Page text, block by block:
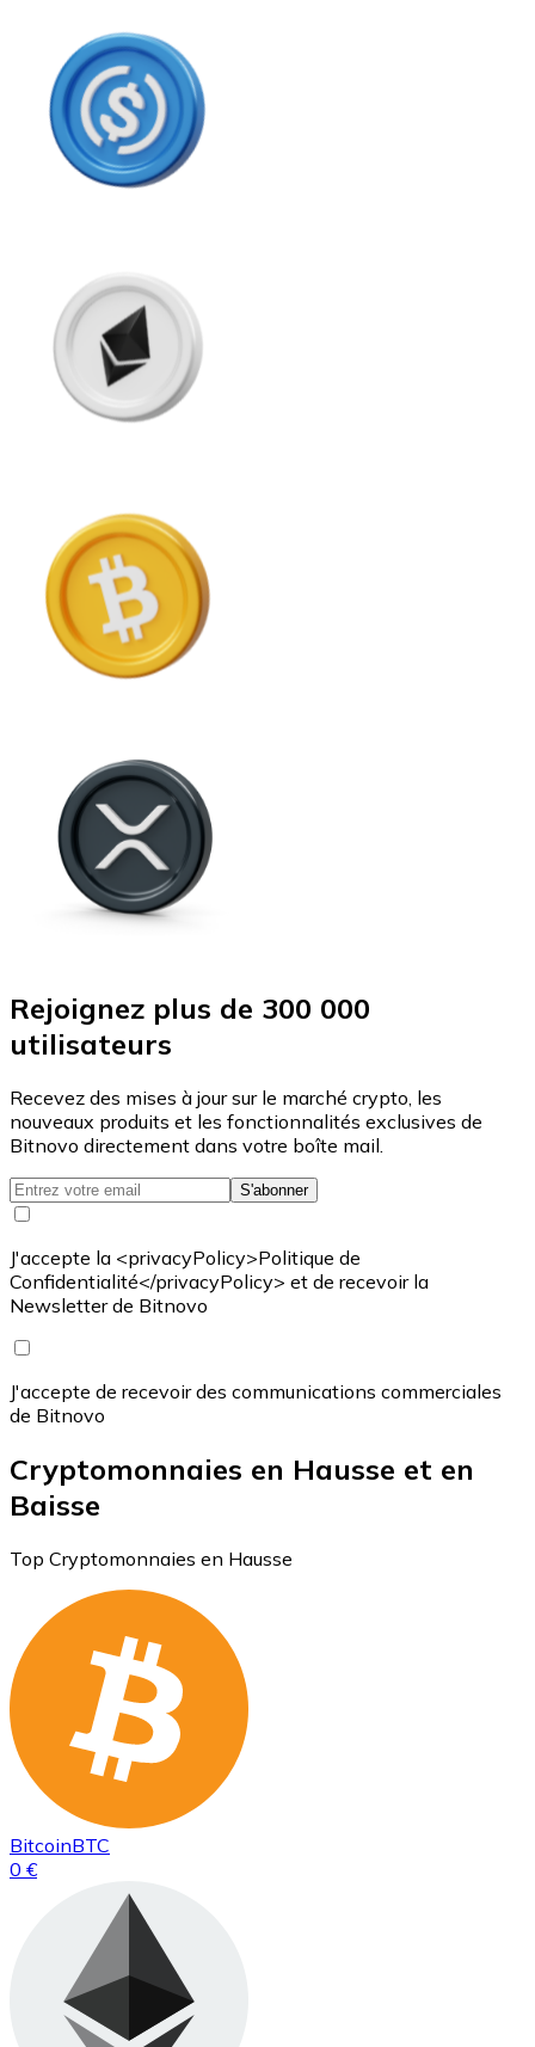
Rejoignez plus de 300 000
utilisateurs
Recevez des mises à jour sur le marché crypto, les
nouveaux produits et les fonctionnalités exclusives de
Bitnovo directement dans votre boîte mail.
S'abonner
J'accepte la <privacyPolicy>Politique de
Confidentialité</privacyPolicy> et de recevoir la
Newsletter de Bitnovo
J'accepte de recevoir des communications commerciales
de Bitnovo
Cryptomonnaies en Hausse et en
Baisse
Top Cryptomonnaies en Hausse
BitcoinBTC
0 €